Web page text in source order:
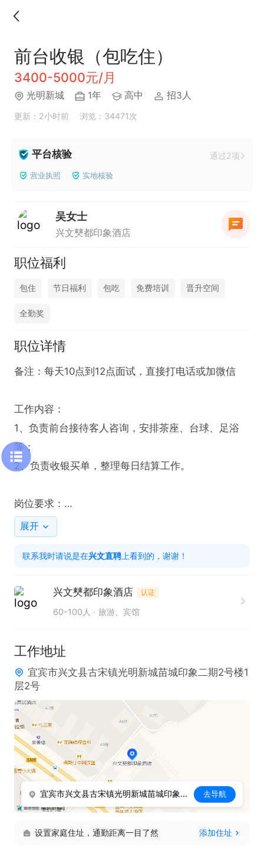
前台收银（包吃住）
3400-5000元/月
光明新城 1年 高中 招3人
更新：2小时前 浏览：34471次
平台核验 通过2项
营业执照 实地核验
吴女士
兴文僰都印象酒店
职位福利
包住 节日福利 包吃 免费培训 晋升空间
全勤奖
职位详情
备注：每天10点到12点面试，直接打电话或加微信
工作内容：
1、负责前台接待客人咨询，安排茶座、台球、足浴
等；
2、负责收银买单，整理每日结算工作。
岗位要求：
1、高中以上学历，形象气质佳，身高1.55m以上；
2、品行端正，能吃苦耐劳，会基本电脑操作；
3、接待客人主动、热情、礼貌、耐心、周到；
福利待遇：包食宿、节日福利、生日专场福利、全勤
展开
联系我时请说是在兴文直聘 上看到的，谢谢！
兴文僰都印象酒店 认证
60-100人 旅游、宾馆
工作地址
宜宾市兴文县古宋镇光明新城苗城印象二期2号楼1
层2号
宜宾市兴文县古宋镇光明新城苗城印象二期2号楼1层2号 去导航
设置家庭住址，通勤距离一目了然 添加住址